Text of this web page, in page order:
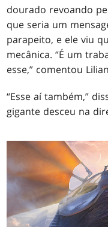
dourado revoando
que seria um
parapeito, e ele viu
mecânica. “É um
esse,” comentou
“Esse aí também,”
gigante desceu na